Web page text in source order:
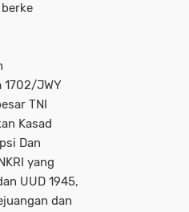
1702/JWY
TNI
Kasad
Dan
yang
UUD 1945,
dan